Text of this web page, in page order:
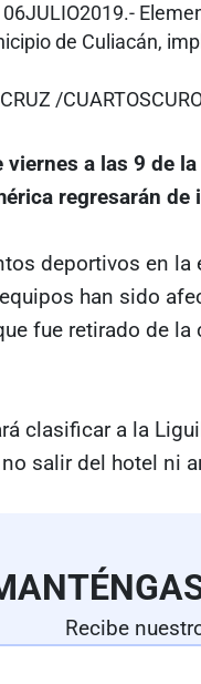
06JULIO2019.-
de Culiacán,
/
viernes a las 9 de
regresarán
deportivos en
han sido
fue retirado de la
clasificar a la
salir del hotel ni
Recibe